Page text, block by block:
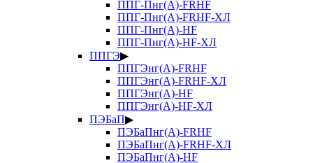
ППГ-Пнг(А)-FRHF
ППГ-Пнг(А)-FRHF-ХЛ
ППГ-Пнг(А)-HF
ППГ-Пнг(А)-HF-ХЛ
ППГЭ▶
ППГЭнг(А)-FRHF
ППГЭнг(А)-FRHF-ХЛ
ППГЭнг(А)-HF
ППГЭнг(А)-HF-ХЛ
ПЭБаП▶
ПЭБаПнг(А)-FRHF
ПЭБаПнг(А)-FRHF-ХЛ
ПЭБаПнг(А)-HF